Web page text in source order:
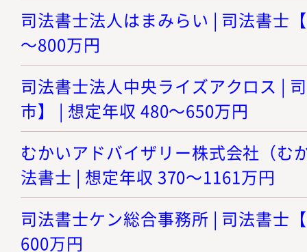
司法書士法人はまみらい | 司法書士
～800万円
司法書士法人中央ライズアクロス |
市】 | 想定年収 480～650万円
むかいアドバイザリー株式会社（む
法書士 | 想定年収 370～1161万円
司法書士ケン総合事務所 | 司法書士
600万円